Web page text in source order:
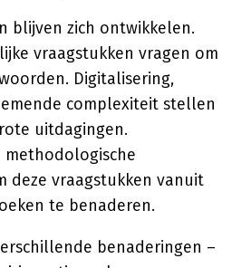
blijven zich ontwikkelen.
vraagstukken vragen om
Digitalisering,
complexiteit stellen
uitdagingen.
deze vraagstukken vanuit
te benaderen.
benaderingen –